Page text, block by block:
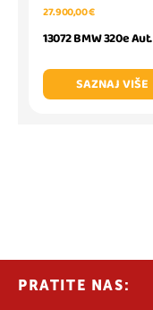
27.900,00 €
13072 BMW 320e Aut.
SAZNAJ VIŠE
PRATITE NAS: